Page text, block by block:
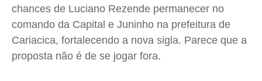
chances de Luciano Rezende permanecer no
comando da Capital e Juninho na prefeitura de
Cariacica, fortalecendo a nova sigla. Parece que a
proposta não é de se jogar fora.